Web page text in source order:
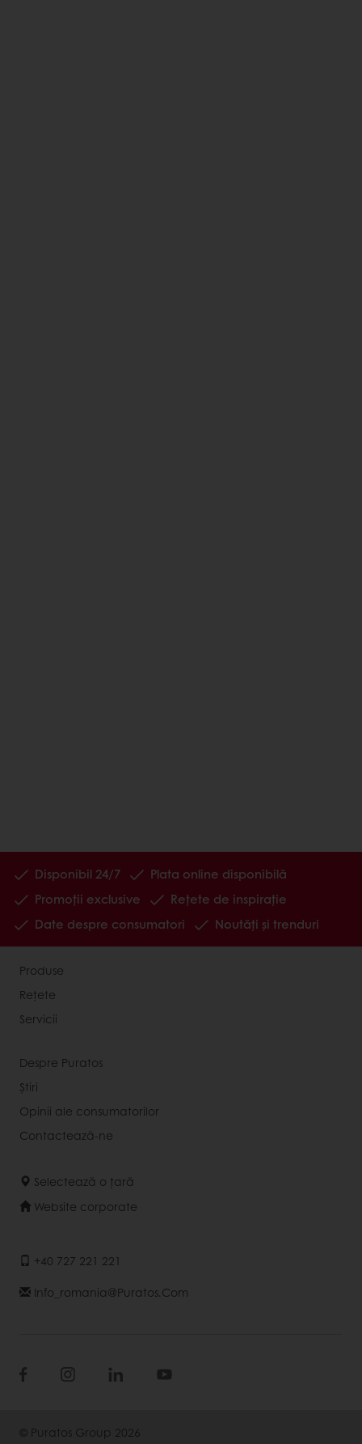
Disponibil 24/7
Plata online disponibilă
Promoții exclusive
Rețete de inspirație
Date despre consumatori
Noutăți și trenduri
Produse
Rețete
Servicii
Despre Puratos
Știri
Opinii ale consumatorilor
Contactează-ne
Selectează o țară
Website corporate
+40 727 221 221
Info_romania@puratos.com
© Puratos Group 2026